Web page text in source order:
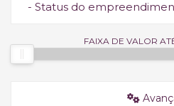
- Status do
FAIXA DE VALOR